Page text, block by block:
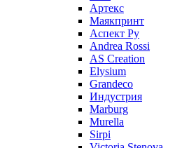
Артекс
Маякпринт
Аспект Ру
Andrea Rossi
AS Creation
Elysium
Grandeco
Индустрия
Marburg
Murella
Sirpi